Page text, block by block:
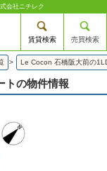
会社ニチレク
賃貸検索 売買検索
> Le Cocon 石橋阪大前の
トの物件情報